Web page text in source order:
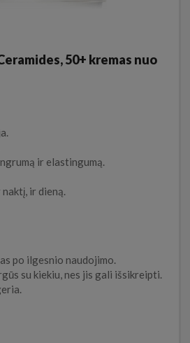
50+ kremas nuo
ir elastingumą.
ir dieną.
po ilgesnio naudojimo.
su kiekiu, nes jis gali išsikreipti.